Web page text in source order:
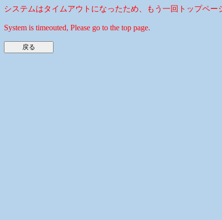
システムはタイムアウトになったため、もう一回トップペー
System is timeouted, Please go to the top page.